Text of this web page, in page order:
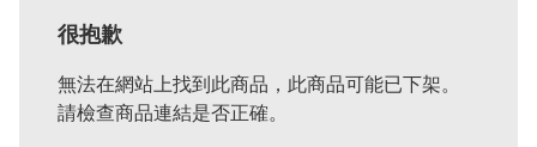
很抱歉
無法在網站上找到此商品，此商品可能已下架。
請檢查商品連結是否正確。